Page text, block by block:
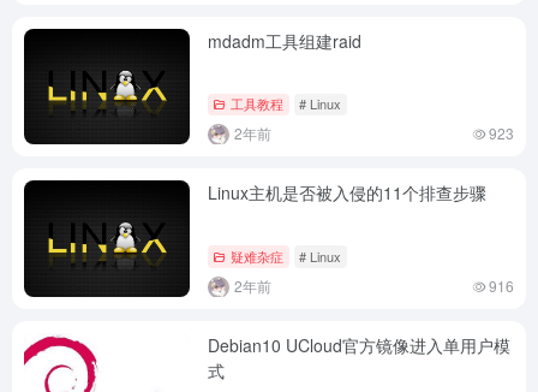
mdadm工具组建raid
工具教程 # Linux
2年前 923
Linux主机是否被入侵的11个排查步骤
疑难杂症 # Linux
2年前 916
Debian10 UCloud官方镜像进入单用户模
式